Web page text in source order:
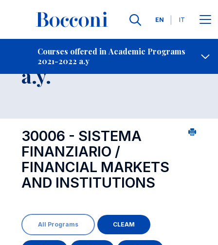
Languages
EN IT
Courses offered in Academic Programs
2021-2022 a.y
Contact Us
Course 2021-2022
a.y.
30006 - SISTEMA
FINANZIARIO /
FINANCIAL MARKETS
AND INSTITUTIONS
All Programs CLEAM